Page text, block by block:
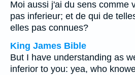
Moi aussi j'ai du sens comme
pas inferieur; et de qui de
elles pas connues?
King James Bible
But I have understanding as
inferior to you: yea, who